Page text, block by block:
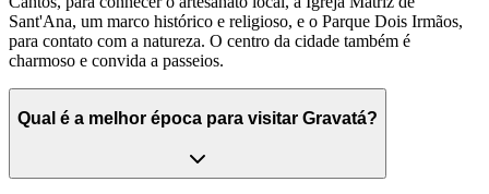
Sant'Ana, um marco histórico e religioso, e o Parque Dois Irmãos,
para contato com a natureza. O centro da cidade também é
charmoso e convida a passeios.
Qual é a melhor época para visitar Gravatá?